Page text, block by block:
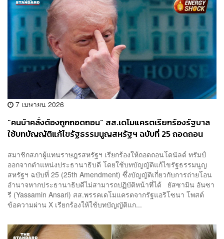
7 เมษายน 2026
“คนบ้าคลั่งต้องถูกถอดถอน” สส.เดโมแครตเรียกร้องรัฐบาล
ใช้บทบัญญัติแก้ไขรัฐธรรมนูญสหรัฐฯ ฉบับที่ 25 ถอดถอน
สมาชิกสภาผู้แทนราษฎรสหรัฐฯ เรียกร้องให้ถอดถอนโดนัลด์ ทรัมป์
ออกจากตำแหน่งประธานาธิบดี โดยใช้บทบัญญัติแก้ไขรัฐธรรมนูญ
สหรัฐฯ ฉบับที่ 25 (25th Amendment) ซึ่งบัญญัติเกี่ยวกับการถ่ายโอน
อำนาจหากประธานาธิบดีไม่สามารถปฏิบัติหน้าที่ได้ ยัสซามิน อันซา
รี (Yassamin Ansari) สส.พรรคเดโมแครตจากรัฐแอริโซนา โพสต์
ข้อความผ่าน X เรียกร้องให้ใช้บทบัญญัติแก...